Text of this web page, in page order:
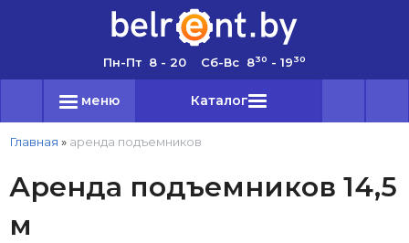
Пн-Пт 8 - 20 Сб-Вс 830 - 1930
меню Каталог
Главная » аренда подъемников
Аренда подъемников 14,5
м